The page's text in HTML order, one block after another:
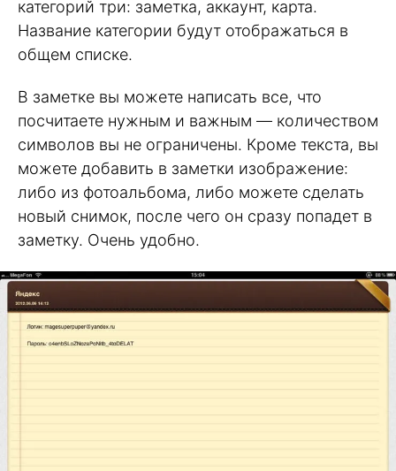
категорий три: заметка, аккаунт, карта.
Название категории будут отображаться в
общем списке.
В заметке вы можете написать все, что
посчитаете нужным и важным — количеством
символов вы не ограничены. Кроме текста, вы
можете добавить в заметки изображение:
либо из фотоальбома, либо можете сделать
новый снимок, после чего он сразу попадет в
заметку. Очень удобно.